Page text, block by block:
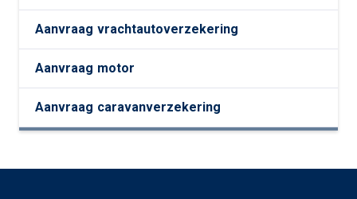
Aanvraag vrachtautoverzekering
Aanvraag motor
Aanvraag caravanverzekering